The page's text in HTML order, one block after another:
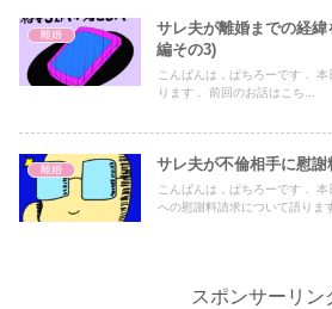
離婚
サレ夫が離婚までの経
編その3)
こんばんは，ぱちろーです．
ります． 前回のお話はこち...
離婚 サレ夫が不倫相手に慰
こんばんは，ぱちろーです．
への慰謝料請求について語りま
スポンサーリン